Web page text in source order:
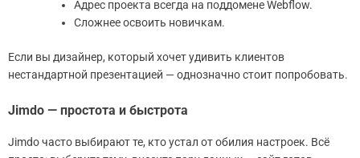
Адрес проекта всегда на поддомене Webflow.
Сложнее освоить новичкам.
Если вы дизайнер, который хочет удивить клиентов
нестандартной презентацией — однозначно стоит попробовать.
Jimdo — простота и быстрота
Jimdo часто выбирают те, кто устал от обилия настроек. Всё